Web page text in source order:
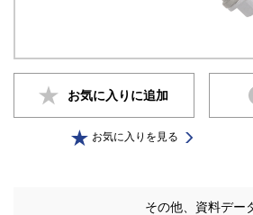
お気に入りに追加
お気に入りを見る
その他、資料デー